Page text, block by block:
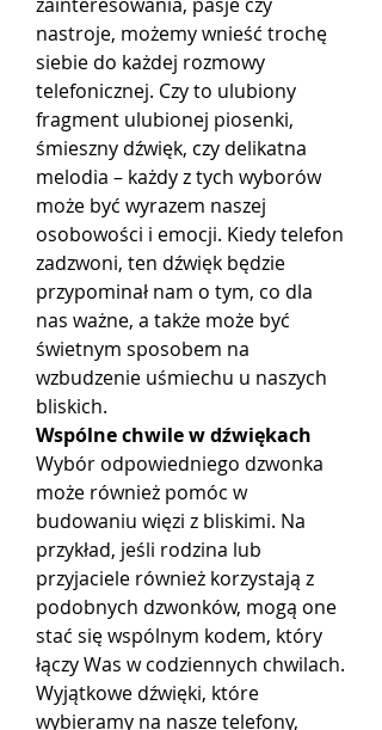
nastroje, możemy wnieść trochę
siebie do każdej rozmowy
telefonicznej. Czy to ulubiony
fragment ulubionej piosenki,
śmieszny dźwięk, czy delikatna
melodia – każdy z tych wyborów
może być wyrazem naszej
osobowości i emocji. Kiedy telefon
zadzwoni, ten dźwięk będzie
przypominał nam o tym, co dla
nas ważne, a także może być
świetnym sposobem na
wzbudzenie uśmiechu u naszych
bliskich.
Wspólne chwile w dźwiękach
Wybór odpowiedniego dzwonka
może również pomóc w
budowaniu więzi z bliskimi. Na
przykład, jeśli rodzina lub
przyjaciele również korzystają z
podobnych dzwonków, mogą one
stać się wspólnym kodem, który
łączy Was w codziennych chwilach.
Wyjątkowe dźwięki, które
wybieramy na nasze telefony,